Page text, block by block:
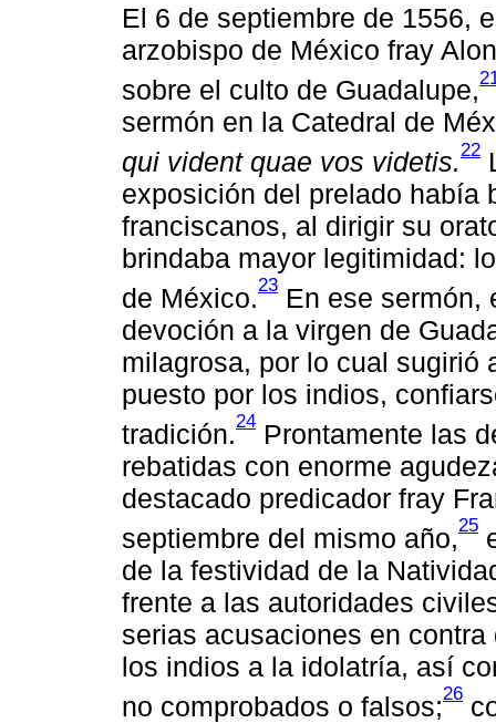
El 6 de septiembre de 1556,
arzobispo de México fray
sobre el culto de Guadalupe,
sermón en la Catedral de
qui vident quae vos videtis. 22
exposición del prelado había
franciscanos, al dirigir su
brindaba mayor legitimidad:
de México.23 En ese sermón,
devoción a la virgen de
milagrosa, por lo cual sugirió
puesto por los indios,
tradición.24 Prontamente las
rebatidas con enorme
destacado predicador fray
septiembre del mismo año,25
de la festividad de la
frente a las autoridades
serias acusaciones en
los indios a la idolatría, así
no comprobados o falsos;26